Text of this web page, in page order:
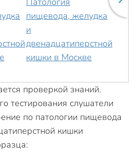
проверкой знаний.
тестирования слушатели
по патологии пищевода
кишки